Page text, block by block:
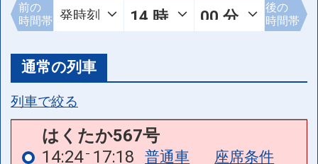
前の
時間帯
後の
時間帯
通常の列車
列車で絞る
はくたか567号
14:24 17:18 普通車 座席条件